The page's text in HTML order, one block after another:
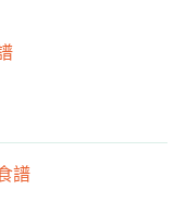
譜